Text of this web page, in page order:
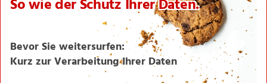
NORMA News
Seite drucken
Nach oben